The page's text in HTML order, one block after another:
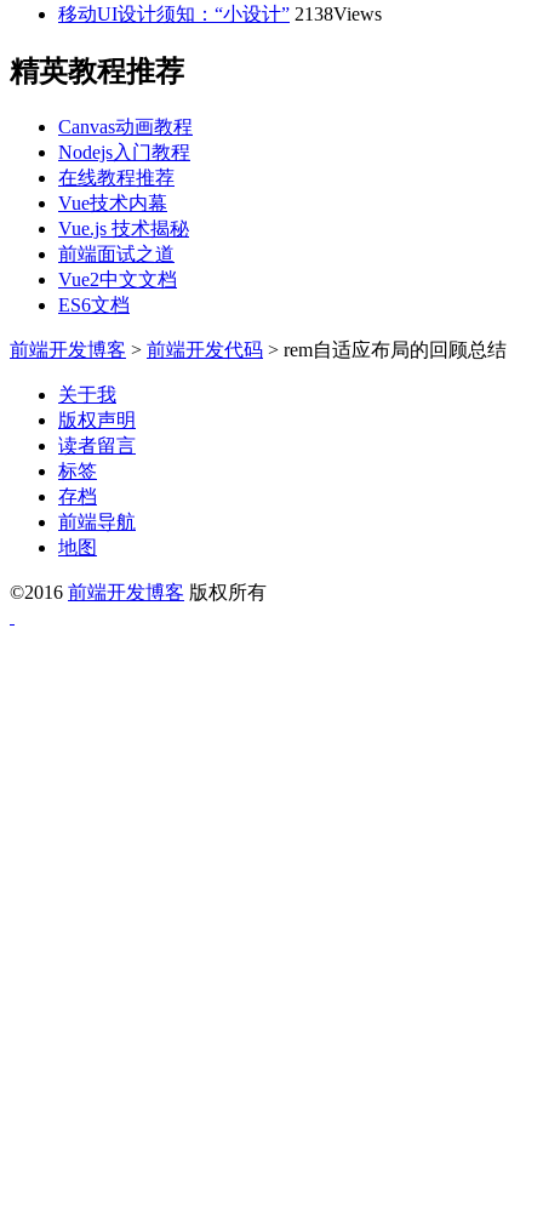
移动UI设计须知：“小设计” 2138Views
精英教程推荐
Canvas动画教程
Nodejs入门教程
在线教程推荐
Vue技术内幕
Vue.js 技术揭秘
前端面试之道
Vue2中文文档
ES6文档
前端开发博客 > 前端开发代码 > rem自适应布局的回顾总结
关于我
版权声明
读者留言
标签
存档
前端导航
地图
©2016 前端开发博客 版权所有